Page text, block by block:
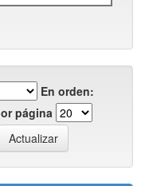
En orden:
página